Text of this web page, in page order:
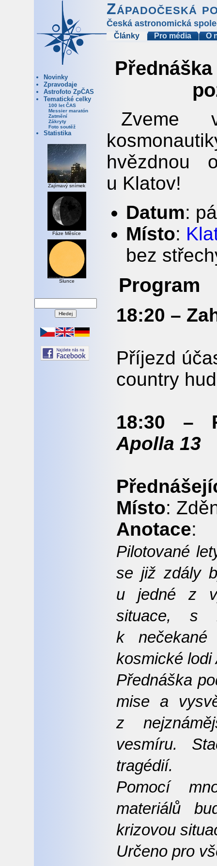
Západočeská
Česká astronomická
Články Pro média O
Novinky
Zpravodaje
Astrofoto ZpČAS
Tematické celky
100 let ČAS
Messier maratón
Zatmění
Zákryty
Foto soutěž
Statistika
Zajímavý snímek
Fáze Měsíce
Slunce
Zveme
hvězdnou
u Klatov!
Datum:
Místo:
bez
Program
18:20 –
Příjezd
country
18:30 –
Apolla 13
Místo:
Anotace:
Pilotované
se již zdály
u jedné z
situace, s
k
kosmické lodi
Přednáška
mise a
z
vesmíru.
tragédií.
Pomocí
materiálů
krizovou
Určeno pro